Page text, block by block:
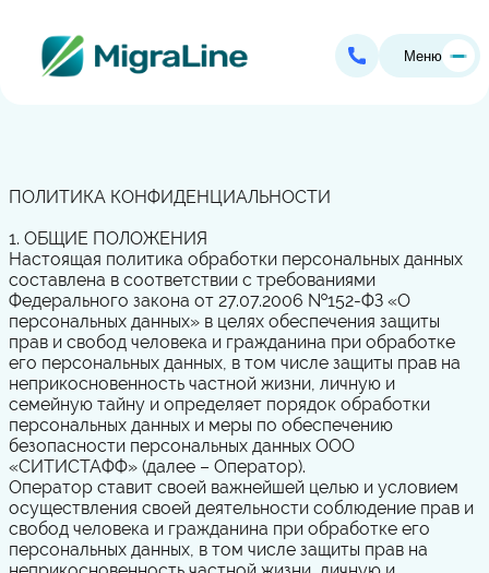
Меню
ПОЛИТИКА КОНФИДЕНЦИАЛЬНОСТИ
1. ОБЩИЕ ПОЛОЖЕНИЯ
Настоящая политика обработки персональных данных
составлена в соответствии с требованиями
Федерального закона от 27.07.2006 №152-ФЗ «О
персональных данных» в целях обеспечения защиты
прав и свобод человека и гражданина при обработке
его персональных данных, в том числе защиты прав на
неприкосновенность частной жизни, личную и
семейную тайну и определяет порядок обработки
персональных данных и меры по обеспечению
безопасности персональных данных ООО
«СИТИСТАФФ» (далее – Оператор).
Оператор ставит своей важнейшей целью и условием
осуществления своей деятельности соблюдение прав и
свобод человека и гражданина при обработке его
персональных данных, в том числе защиты прав на